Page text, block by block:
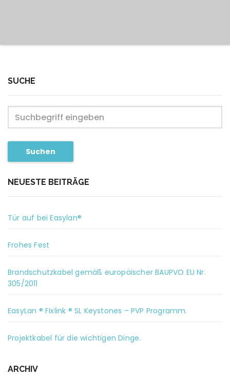
SUCHE
Suchen
NEUESTE BEITRÄGE
Tür auf bei Easylan®
Frohes Fest
Brandschutzkabel gemäß europäischer BAUPVO EU Nr.
305/2011
EasyLan ® Fixlink ® SL Keystones – PVP Programm.
Projektkabel für die wichtigen Dinge.
ARCHIV